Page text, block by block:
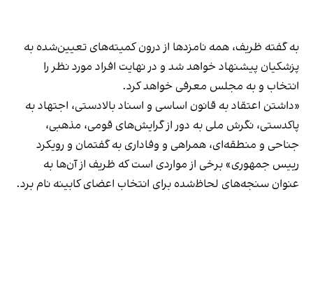
به گفته ظریف، همه نامزدها از درون کمیته‌های تعیین‌شده به
پزشکیان پیشنهاد خواهد شد و در نهایت افراد مورد نظر را
انتخاب و به مجلس معرفی خواهد کرد.
«داشتن اعتقاد به قانون اساسی و اسناد بالادستی، اجتهاد به
پاکدستی، نگرش ملی به دور از گرایش‌های قومی، مذهبی،
جناحی و منطقه‌ای، همراهی و وفاداری به گفتمان و رویکرد
رییس‌ جمهوری» برخی از مواردی است که ظریف از آن‌ها به
عنوان سنجه‌های لحاظ‌شده برای انتخاب اعضای کابینه نام برد.